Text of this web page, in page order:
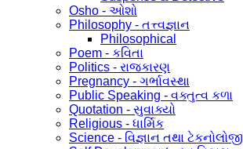
Osho - ઓશો
Philosophy - તત્ત્વજ્ઞાન
Philosophical
Poem - કવિતા
Politics - રાજકારણ
Pregnancy - ગર્ભાવસ્થા
Public Speaking - વક્તુત્વ કળા
Quotation - સુવાક્યો
Religious - ધાર્મિક
Science - વિજ્ઞાન તથા ટેકનોલોજી